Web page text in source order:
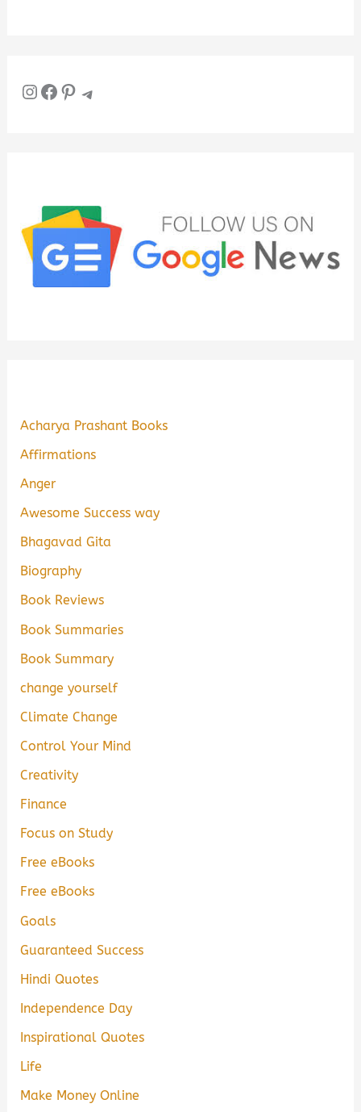
InstagramFacebook Pinterest Telegram
Acharya Prashant Books
Affirmations
Anger
Awesome Success way
Bhagavad Gita
Biography
Book Reviews
Book Summaries
Book Summary
change yourself
Climate Change
Control Your Mind
Creativity
Finance
Focus on Study
Free eBooks
Free eBooks
Goals
Guaranteed Success
Hindi Quotes
Independence Day
Inspirational Quotes
Life
Make Money Online